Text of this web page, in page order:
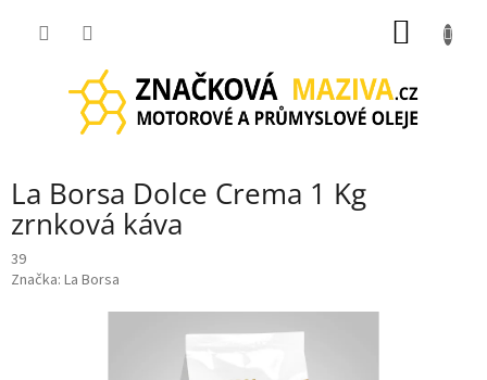
La Borsa Dolce Crema 1 Kg
zrnková káva
39
Značka: La Borsa